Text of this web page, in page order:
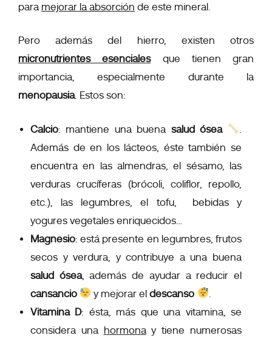
para mejorar la absorción de este mineral.
Pero además del hierro, existen otros
micronutrientes esencialesque tienen gran
importancia, especialmente durante la
menopausia. Estos son:
Calcio: mantiene una buena salud ósea
Además de en los lácteos, éste también se
encuentra en las almendras, el sésamo, las
verduras crucíferas (brócoli, coliflor, repollo,
etc.), las legumbres, el tofu, bebidas y
yogures vegetales enriquecidos…
Magnesio: está presente en legumbres, frutos
secos y verdura, y contribuye a una buena
salud ósea, además de ayudar a reducir el
cansancio
y mejorar eldescanso
Vitamina D: ésta, más que una vitamina, se
considera una hormonay tiene numerosas